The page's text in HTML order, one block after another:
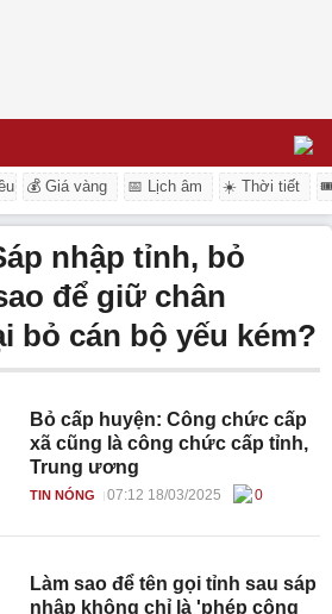
💰 Giá vàng 📅 Lịch âm ☀️ Thời tiết
nhập tỉnh, bỏ
để giữ chân
bỏ cán bộ yếu kém?
Bỏ cấp huyện: Công chức cấp
xã cũng là công chức cấp tỉnh,
Trung ương
TIN NÓNG 07:12 18/03/2025 0
Làm sao để tên gọi tỉnh sau sáp
nhập không chỉ là 'phép cộng